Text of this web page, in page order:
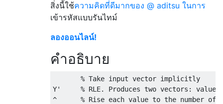
สิ่งนี้ใช้ความคิดที่ดีมากของ @ aditsu ในการ
เข้ารหัสแบบรันไทม์
ลองออนไลน์!
คำอธิบาย
       % Take input vector implicitly
Y'     % RLE. Produces two vectors: values
^      % Rise each value to the number of